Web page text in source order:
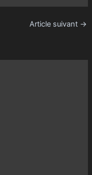
Article suivant →